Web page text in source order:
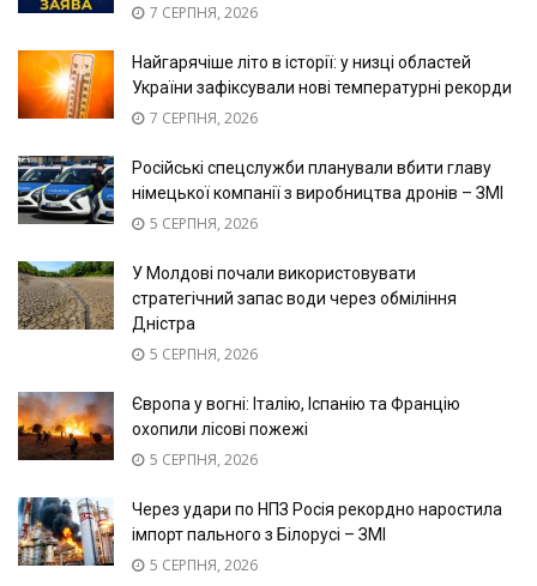
7 СЕРПНЯ, 2026
Найгарячіше літо в історії: у низці областей
України зафіксували нові температурні рекорди
7 СЕРПНЯ, 2026
Російські спецслужби планували вбити главу
німецької компанії з виробництва дронів – ЗМІ
5 СЕРПНЯ, 2026
У Молдові почали використовувати
стратегічний запас води через обміління
Дністра
5 СЕРПНЯ, 2026
Європа у вогні: Італію, Іспанію та Францію
охопили лісові пожежі
5 СЕРПНЯ, 2026
Через удари по НПЗ Росія рекордно наростила
імпорт пального з Білорусі – ЗМІ
5 СЕРПНЯ, 2026